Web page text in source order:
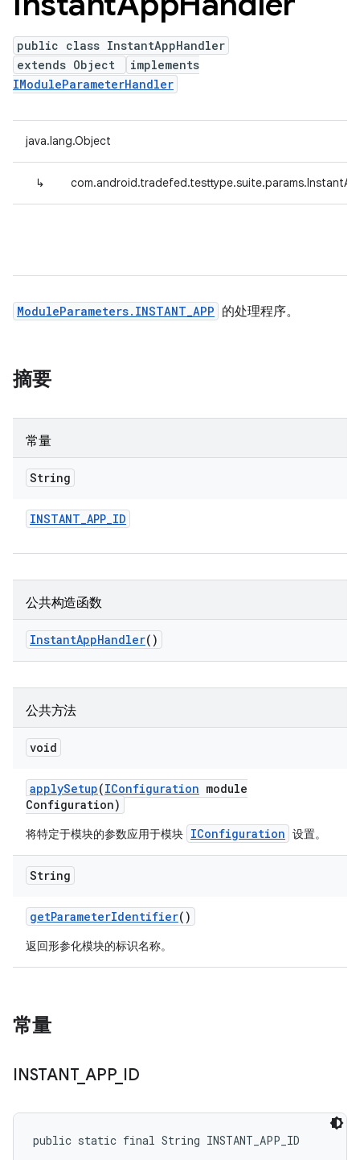
public class InstantAppHandler
extends Object
implements
IModuleParameterHandler
java.lang.Object
↳
ModuleParameters.INSTANT_APP 的处理程序。
摘要
常量
String
INSTANT_APP_ID
公共构造函数
InstantAppHandler()
公共方法
void
applySetup(IConfiguration module
Configuration)
将特定于模块的参数应用于模块 IConfiguration 设置。
String
getParameterIdentifier()
返回形参化模块的标识名称。
常量
INSTANT_ APP_ ID
public static final String INSTANT_APP_ID